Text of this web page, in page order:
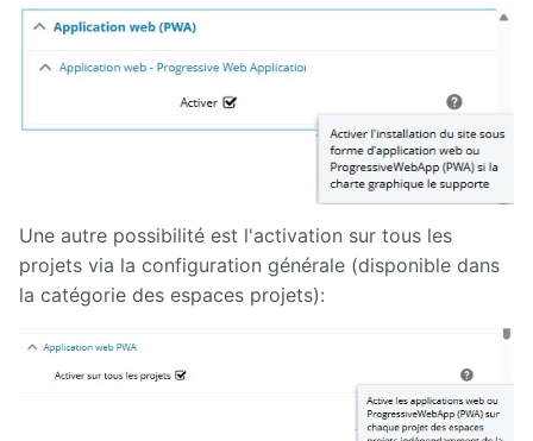
Manuel de
paramétrage
d'intégration
Manuel
Releases
Une autre possibilité est l'activation sur tous les
projets via la configuration générale (disponible dans
la catégorie des espaces projets):